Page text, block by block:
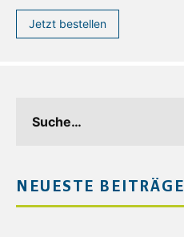
Jetzt bestellen
NEUESTE BEITRÄGE